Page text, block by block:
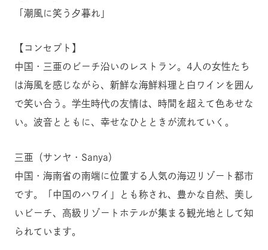
「潮風に笑う夕暮れ」
【コンセプト】
中国・三亜のビーチ沿いのレストラン。4人の女性たち
は海風を感じながら、新鮮な海鮮料理と白ワインを囲ん
で笑い合う。学生時代の友情は、時間を超えて色あせな
い。波音とともに、幸せなひとときが流れていく。
三亜（サンヤ・Sanya）
中国・海南省の南端に位置する人気の海辺リゾート都市
です。「中国のハワイ」とも称され、豊かな自然、美し
いビーチ、高級リゾートホテルが集まる観光地として知
られています。